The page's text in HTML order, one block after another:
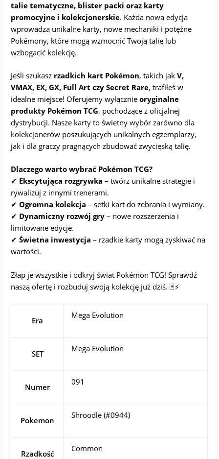
talie tematyczne, blister packi oraz karty
promocyjne i kolekcjonerskie. Każda nowa edycja
wprowadza unikalne karty, nowe mechaniki i potężne
Pokémony, które mogą wzmocnić Twoją talię lub
wzbogacić kolekcję.
Jeśli szukasz rzadkich kart Pokémon, takich jakV,
VMAX, EX, GX, Full Art czy Secret Rare, trafiłeś w
idealne miejsce! Oferujemy wyłącznieoryginalne
produkty Pokémon TCG, pochodzące z oficjalnej
dystrybucji. Nasze karty to świetny wybór zarówno dla
kolekcjonerów poszukujących unikalnych egzemplarzy,
jak i dla graczy pragnących zbudować zwycięską talię.
Dlaczego warto wybrać Pokémon TCG?
✔ Ekscytująca rozgrywka – twórz unikalne strategie i
rywalizuj z innymi trenerami.
✔Ogromna kolekcja – setki kart do zebrania i wymiany.
✔ Dynamiczny rozwój gry – nowe rozszerzenia i
limitowane edycje.
✔Świetna inwestycja – rzadkie karty mogą zyskiwać na
wartości.
Złap je wszystkie i odkryj świat Pokémon TCG! Sprawdź
naszą ofertę i rozbuduj swoją kolekcję już dziś. 🃏⚡
Era
Mega Evolution
SET
Mega Evolution
Numer
091
Pokemon
Shroodle (#0944)
Rzadkość
Common